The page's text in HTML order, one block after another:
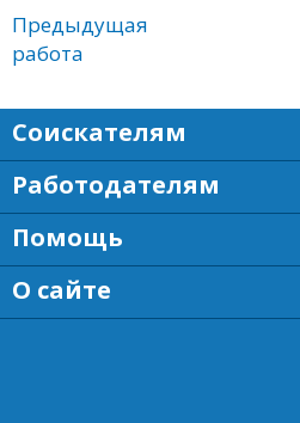
Предыдущая
работа
Соискателям
Работодателям
Помощь
О сайте